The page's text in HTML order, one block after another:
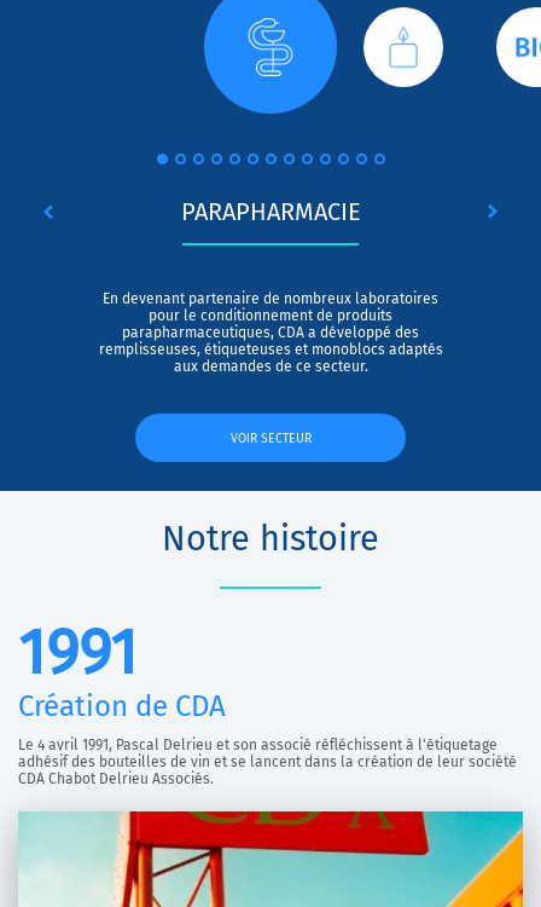
PARAPHARMACIE
En devenant partenaire de nombreux laboratoires
pour le conditionnement de produits
parapharmaceutiques, CDA a développé des
remplisseuses, étiqueteuses et monoblocs adaptés
aux demandes de ce secteur.
VOIR SECTEUR
Notre histoire
1991
Création de CDA
Le 4 avril 1991, Pascal Delrieu et son associé réfléchissent à l'étiquetage
adhésif des bouteilles de vin et se lancent dans la création de leur société
CDA Chabot Delrieu Associés.